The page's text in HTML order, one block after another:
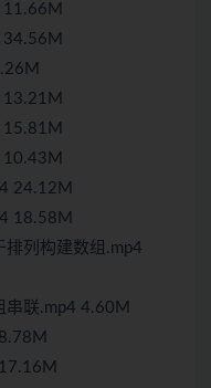
24.12M
18.58M
列构建数组.mp4
联.mp4 4.60M